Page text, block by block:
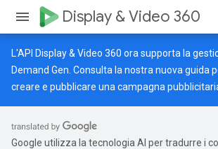
Display & Video 360
L'API Display & Video 360 ora supporta la
Demand Gen. Consulta la nostra nuova guida
creare e pubblicare una campagna
Google utilizza la tecnologia AI per tradurre i